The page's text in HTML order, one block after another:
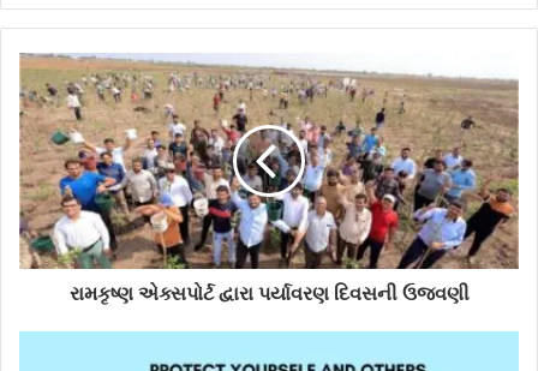
રામકૃષ્ણ એક્સપોર્ટ દ્વારા પર્યાવરણ દિવસની ઉજવણી